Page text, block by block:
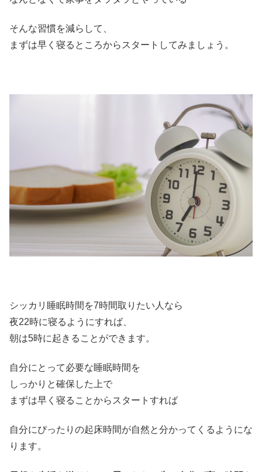
そんな習慣を減らして、
まずは早く寝るところからスタートしてみましょう。
シッカリ睡眠時間を7時間取りたい人なら
夜22時に寝るようにすれば、
朝は5時に起きることができます。
自分にとって必要な睡眠時間を
しっかりと確保した上で
まずは早く寝ることからスタートすれば
自分にぴったりの起床時間が自然と分かってくるようにな
ります。